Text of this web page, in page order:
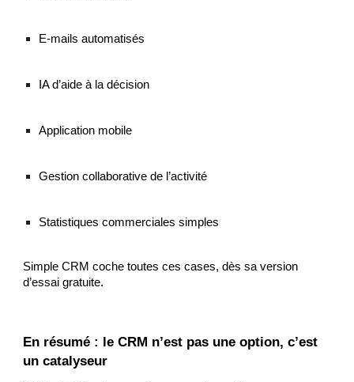
E-mails automatisés
IA d’aide à la décision
Application mobile
Gestion collaborative de l’activité
Statistiques commerciales simples
Simple CRM coche toutes ces cases, dès sa version
d’essai gratuite.
En résumé : le CRM n’est pas une option, c’est
un catalyseur